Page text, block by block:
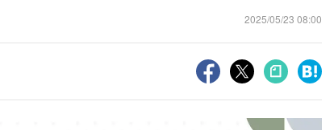
2025/05/23 08:00